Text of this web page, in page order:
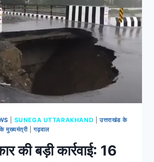
SUNEGA UTTARAKHAND |उत्तराखंड के
मुख्यमंत्री|गढ़वाल
की बड़ी कार्रवाई: 16